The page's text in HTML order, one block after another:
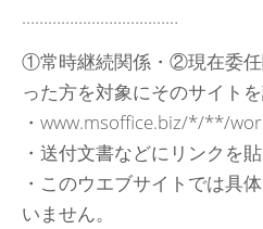
………………………………
①常時継続関係・②現在委
った方を対象にそのサイトを
・www.msoffice.biz/*/**/
・送付文書などにリンクを貼
・このウエブサイトでは具
いません。